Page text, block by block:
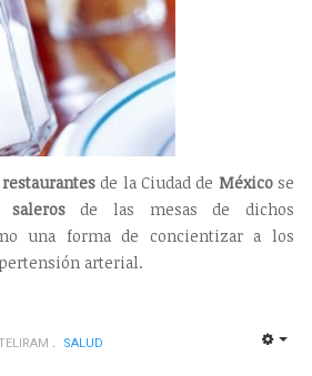
restaurantes de la Ciudad de Méxicose
salerosde las mesas de dichos
una forma de concientizar a los
arterial.
SALUD